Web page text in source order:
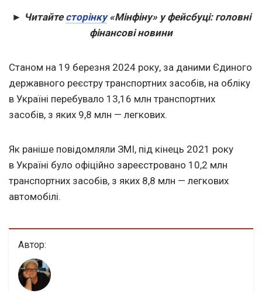
► Читайте сторінку«Мінфіну» у фейсбуці: головні
фінансові новини
Станом на 19 березня 2024 року, за даними Єдиного
державного реєстру транспортних засобів, на обліку
в Україні перебувало 13,16 млн транспортних
засобів, з яких 9,8 млн — легкових.
Як раніше повідомляли ЗМІ, під кінець 2021 року
в Україні було офіційно зареєстровано 10,2 млн
транспортних засобів, з яких 8,8 млн — легкових
автомобілі.
Автор: